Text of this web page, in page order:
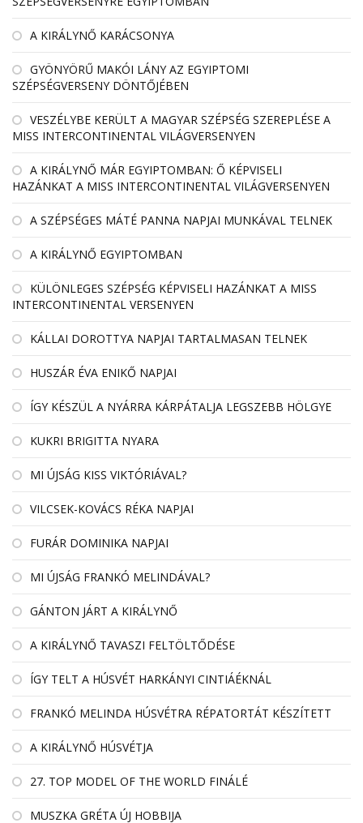
A KIRÁLYNŐ KARÁCSONYA
GYÖNYÖRŰ MAKÓI LÁNY AZ EGYIPTOMI
SZÉPSÉGVERSENY DÖNTŐJÉBEN
VESZÉLYBE KERÜLT A MAGYAR SZÉPSÉG SZEREPLÉSE A
MISS INTERCONTINENTAL VILÁGVERSENYEN
A KIRÁLYNŐ MÁR EGYIPTOMBAN: Ő KÉPVISELI
HAZÁNKAT A MISS INTERCONTINENTAL VILÁGVERSENYEN
A SZÉPSÉGES MÁTÉ PANNA NAPJAI MUNKÁVAL TELNEK
A KIRÁLYNŐ EGYIPTOMBAN
KÜLÖNLEGES SZÉPSÉG KÉPVISELI HAZÁNKAT A MISS
INTERCONTINENTAL VERSENYEN
KÁLLAI DOROTTYA NAPJAI TARTALMASAN TELNEK
HUSZÁR ÉVA ENIKŐ NAPJAI
ÍGY KÉSZÜL A NYÁRRA KÁRPÁTALJA LEGSZEBB HÖLGYE
KUKRI BRIGITTA NYARA
MI ÚJSÁG KISS VIKTÓRIÁVAL?
VILCSEK-KOVÁCS RÉKA NAPJAI
FURÁR DOMINIKA NAPJAI
MI ÚJSÁG FRANKÓ MELINDÁVAL?
GÁNTON JÁRT A KIRÁLYNŐ
A KIRÁLYNŐ TAVASZI FELTÖLTŐDÉSE
ÍGY TELT A HÚSVÉT HARKÁNYI CINTIÁÉKNÁL
FRANKÓ MELINDA HÚSVÉTRA RÉPATORTÁT KÉSZÍTETT
A KIRÁLYNŐ HÚSVÉTJA
27. TOP MODEL OF THE WORLD FINÁLÉ
MUSZKA GRÉTA ÚJ HOBBIJA